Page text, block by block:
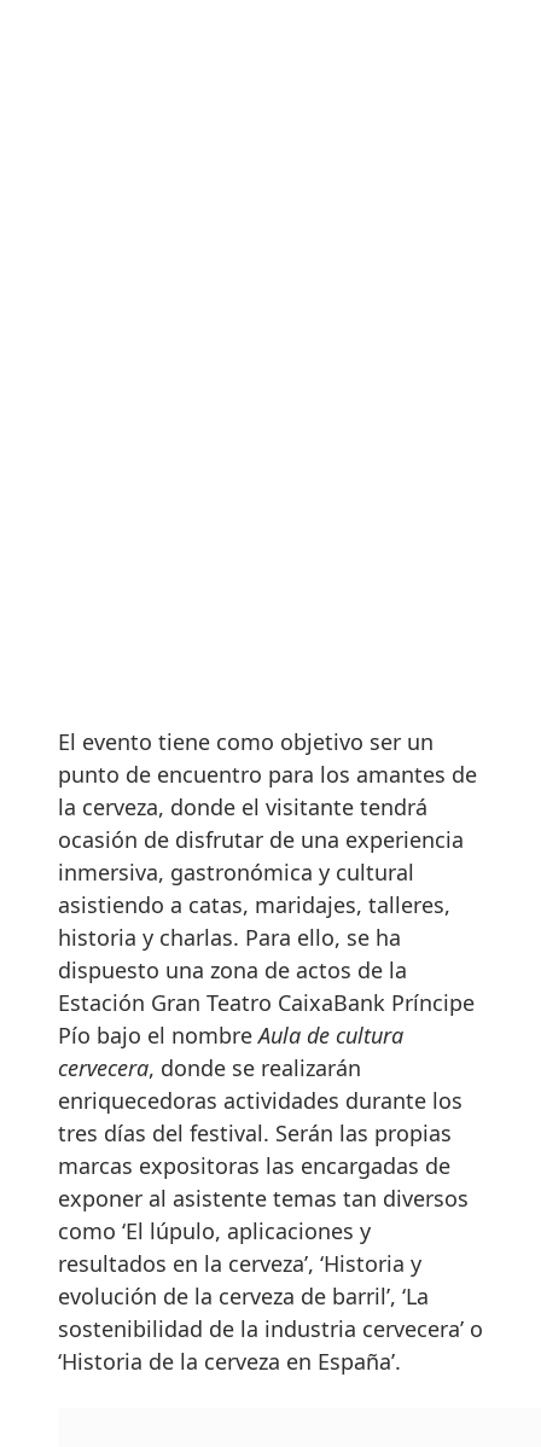
El evento tiene como objetivo ser un
punto de encuentro para los amantes de
la cerveza, donde el visitante tendrá
ocasión de disfrutar de una experiencia
inmersiva, gastronómica y cultural
asistiendo a catas, maridajes, talleres,
historia y charlas. Para ello, se ha
dispuesto una zona de actos de la
Estación Gran Teatro CaixaBank Príncipe
Pío bajo el nombreAula de cultura
cervecera, donde se realizarán
enriquecedoras actividades durante los
tres días del festival. Serán las propias
marcas expositoras las encargadas de
exponer al asistente temas tan diversos
como ‘El lúpulo, aplicaciones y
resultados en la cerveza’, ‘Historia y
evolución de la cerveza de barril’, ‘La
sostenibilidad de la industria cervecera’ o
‘Historia de la cerveza en España’.